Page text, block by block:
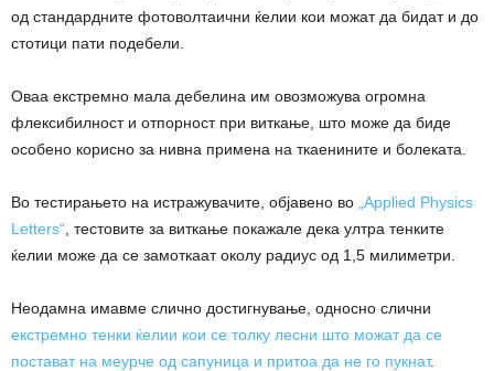
од стандардните фотоволтаични ќелии кои можат да бидат и до
стотици пати подебели.
Оваа екстремно мала дебелина им овозможува огромна
флексибилност и отпорност при виткање, што може да биде
особено корисно за нивна примена на ткаенините и болеката.
Во тестирањето на истражувачите, објавено во „Applied Physics
Letters“ , тестовите за виткање покажале дека ултра тенките
ќелии може да се замоткаат околу радиус од 1,5 милиметри.
Неодамна имавме слично достигнување, односно слични
екстремно тенки ќелии кои се толку лесни што можат да се
постават на меурче од сапуница и притоа да не го пукнат.